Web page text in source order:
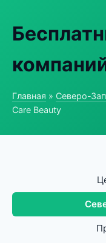
Главная » Северо-
Care Beauty